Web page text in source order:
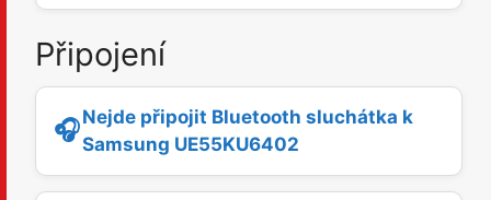
Připojení
🎧Nejde připojit Bluetooth sluchátka k
Samsung UE55KU6402